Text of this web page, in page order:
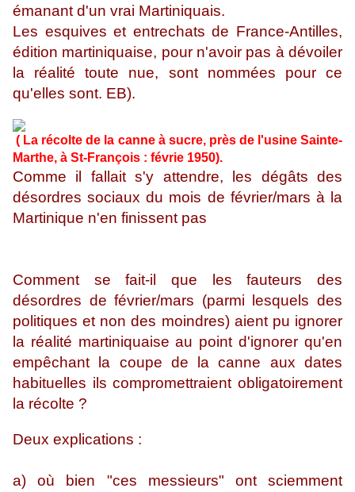
émanant d'un vrai Martiniquais.
Les esquives et entrechats de France-Antilles,
édition martiniquaise, pour n'avoir pas à dévoiler
la réalité toute nue, sont nommées pour ce
qu'elles sont. EB).
( La récolte de la canne à sucre, près de l'usine Sainte-
Marthe, à St-François : févrie 1950).
Comme il fallait s'y attendre, les dégâts des
désordres sociaux du mois de février/mars à la
Martinique n'en finissent pas
Comment se fait-il que les fauteurs des
désordres de février/mars (parmi lesquels des
politiques et non des moindres) aient pu ignorer
la réalité martiniquaise au point d'ignorer qu'en
empêchant la coupe de la canne aux dates
habituelles ils compromettraient obligatoirement
la récolte ?
Deux explications :
a) où bien "ces messieurs" ont sciemment